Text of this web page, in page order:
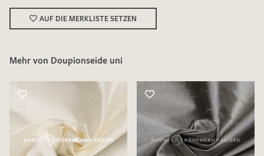
AUF DIE MERKLISTE SETZEN
Mehr von Doupionseide uni